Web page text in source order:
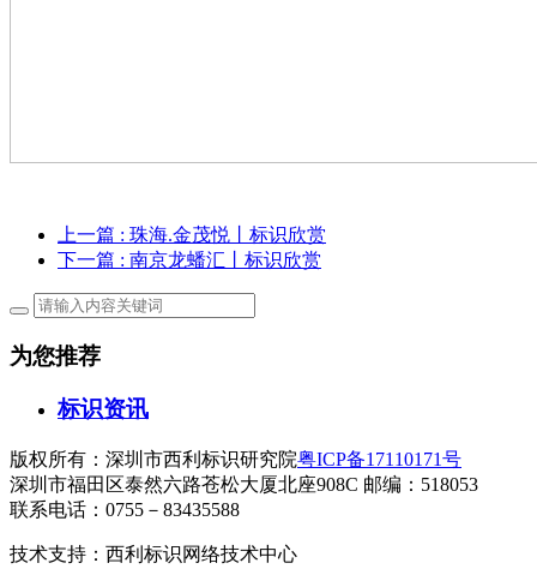
上一篇 : 珠海.金茂悦丨标识欣赏
下一篇 : 南京龙蟠汇丨标识欣赏
为您推荐
标识资讯
版权所有：深圳市西利标识研究院粤ICP备17110171号
深圳市福田区泰然六路苍松大厦北座908C 邮编：518053
联系电话：0755－83435588
技术支持：西利标识网络技术中心